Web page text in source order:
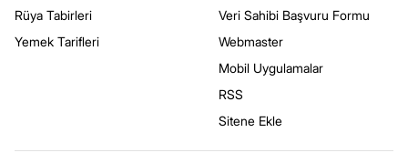
Rüya Tabirleri
Yemek Tarifleri
Veri Sahibi Başvuru Formu
Webmaster
Mobil Uygulamalar
RSS
Sitene Ekle